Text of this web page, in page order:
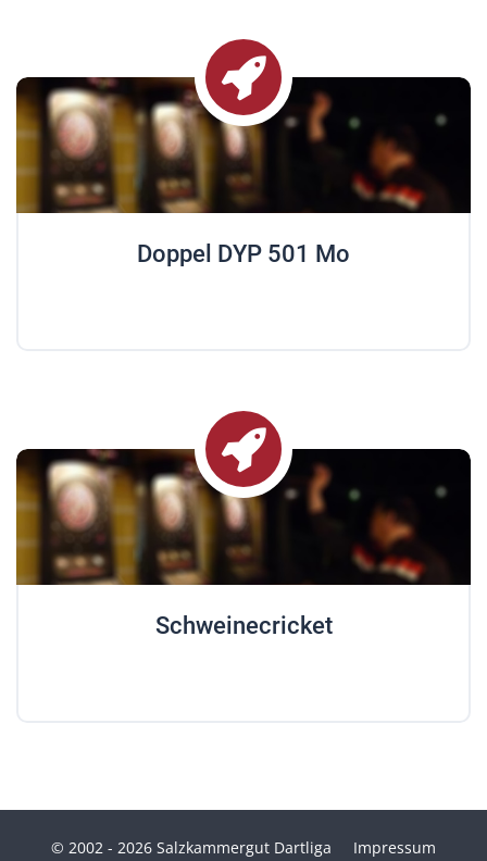
Doppel DYP 501 Mo
Schweinecricket
© 2002 - 2026 Salzkammergut Dartliga Impressum